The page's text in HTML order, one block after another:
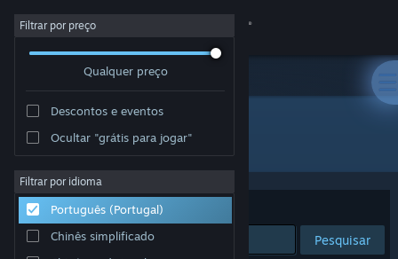
Iniciar sessão
Sobre
Apoio
Filtrar por preço
Qualquer preço
Descontos e eventos
Ocultar "grátis para jogar"
Filtrar por idioma
Português (Portugal)
Chinês simplificado
Editora: Miju Games
Ordenar por Relevância
Pesquisar